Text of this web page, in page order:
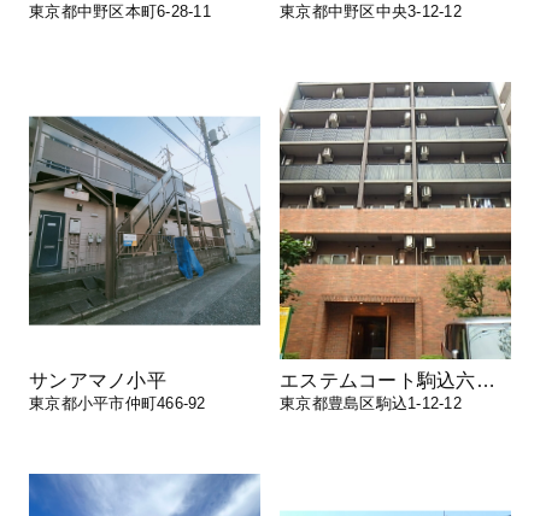
東京都中野区本町6-28-11 東京都中野区中央3-12-12
サンアマノ小平
東京都小平市仲町466-92
エステムコート駒込六義園
東京都豊島区駒込1-12-12